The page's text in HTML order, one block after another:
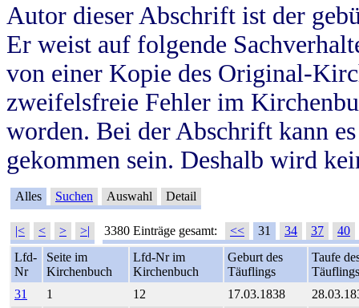
Autor dieser Abschrift ist der
Er weist auf folgende
von einer Kopie des Original-
zweifelsfreie Fehler im
worden. Bei der Abschrift kann
gekommen sein. Deshalb wird
Alles Suchen Auswahl Detail
|< < > >| 3380 Einträge gesamt: << 31 34 37
40
Lfd-
Nr
Seite im
Kirchenbuch
Lfd-Nr im
Kirchenbuch
Geburt des
Täuflings
Taufe
Täuflings
31
1 12 17.03.1838